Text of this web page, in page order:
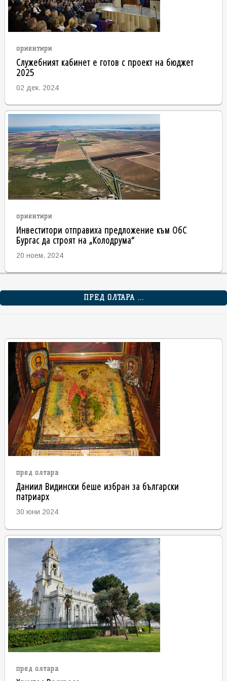
ориентири
Служебният кабинет е готов с проект на бюджет
2025
02 дек. 2024
ориентири
Инвеститори отправиха предложение към ОбС
Бургас да строят на „Колодрума“
20 ноем. 2024
ПРЕД ОЛТАРА ...
пред олтара
Даниил Видински беше избран за български
патриарх
30 юни 2024
пред олтара